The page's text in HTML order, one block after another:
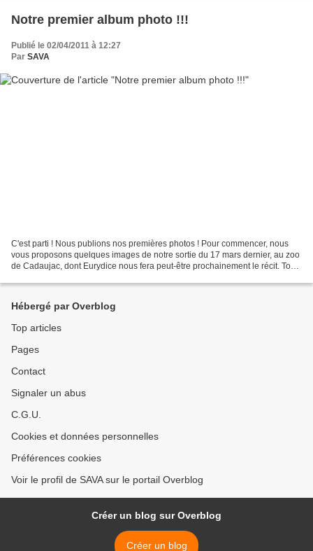
Notre premier album photo !!!
Publié le 02/04/2011 à 12:27
Par SAVA
C'est parti ! Nous publions nos premières photos ! Pour commencer, nous
vous proposons quelques images de notre sortie du 17 mars dernier, au zoo
de Cadaujac, dont Eurydice nous fera peut-être prochainement le récit. Touts
Hébergé par Overblog
Top articles
Pages
Contact
Signaler un abus
C.G.U.
Cookies et données personnelles
Préférences cookies
Voir le profil de SAVA sur le portail Overblog
Créer un blog sur Overblog
Créer un blog